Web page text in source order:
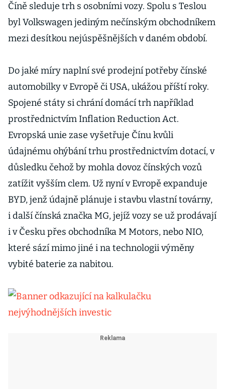
Číně sleduje trh s osobními vozy. Spolu s Teslou
byl Volkswagen jediným nečínským obchodníkem
mezi desítkou nejúspěšnějších v daném období.
Do jaké míry naplní své prodejní potřeby čínské
automobilky v Evropě či USA, ukážou příští roky.
Spojené státy si chrání domácí trh například
prostřednictvím Inflation Reduction Act.
Evropská unie zase vyšetřuje Čínu kvůli
údajnému ohýbání trhu prostřednictvím dotací, v
důsledku čehož by mohla dovoz čínských vozů
zatížit vyšším clem. Už nyní v Evropě expanduje
BYD, jenž údajně plánuje i stavbu vlastní továrny,
i další čínská značka MG, jejíž vozy se už prodávají
i v Česku přes obchodníka M Motors, nebo NIO,
které sází mimo jiné i na technologii výměny
vybité baterie za nabitou.